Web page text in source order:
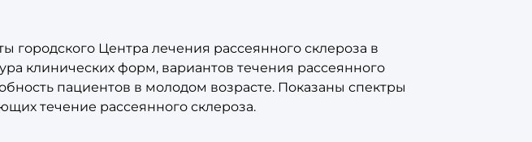
городского Центра лечения рассеянного склероза в
клинических форм, вариантов течения рассеянного
пациентов в молодом возрасте. Показаны спектры
течение рассеянного склероза.